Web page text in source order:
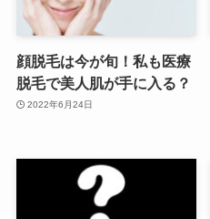
顔脱毛は今が旬！私も医療
脱毛で美人肌が手に入る？
2022年6月24日